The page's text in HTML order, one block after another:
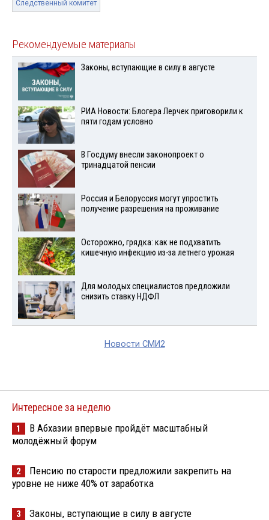
Следственный комитет
Рекомендуемые материалы
Законы, вступающие в силу в августе
РИА Новости: Блогера Лерчек приговорили к
пяти годам условно
В Госдуму внесли законопроект о
тринадцатой пенсии
Россия и Белоруссия могут упростить
получение разрешения на проживание
Осторожно, грядка: как не подхватить
кишечную инфекцию из-за летнего урожая
Для молодых специалистов предложили
снизить ставку НДФЛ
Новости СМИ2
Интересное за неделю
1
В Абхазии впервые пройдёт масштабный
молодёжный форум
2
Пенсию по старости предложили закрепить на
уровне не ниже 40% от заработка
3 Законы, вступающие в силу в августе